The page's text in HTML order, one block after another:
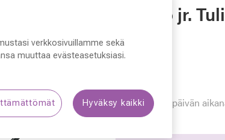
Inspiro jr.
- 135
99,00 €
Alin hinta 30 päivän
%)
verkkosivuillamme sekä
muuttaa evästeasetuksiasi.
Hyväksy kaikki